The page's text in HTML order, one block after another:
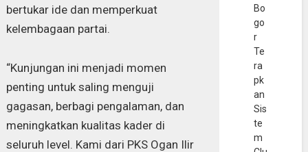
bertukar ide dan memperkuat
kelembagaan partai.
“Kunjungan ini menjadi momen
penting untuk saling menguji
gagasan, berbagi pengalaman, dan
meningkatkan kualitas kader di
seluruh level. Kami dari PKS Ogan Ilir
Bo
go
r
Te
ra
pk
an
Sis
te
m